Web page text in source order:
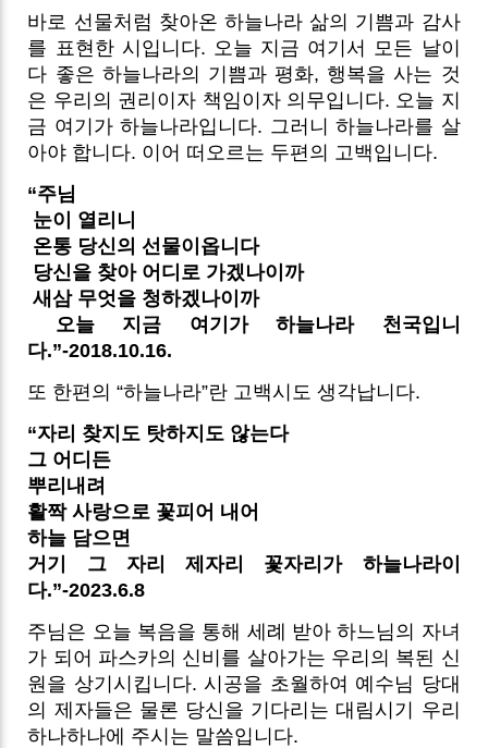
바로 선물처럼 찾아온 하늘나라 삶의 기쁨과 감사
를 표현한 시입니다. 오늘 지금 여기서 모든 날이
다 좋은 하늘나라의 기쁨과 평화, 행복을 사는 것
은 우리의 권리이자 책임이자 의무입니다. 오늘 지
금 여기가 하늘나라입니다. 그러니 하늘나라를 살
아야 합니다. 이어 떠오르는 두편의 고백입니다.
“주님
눈이 열리니
온통 당신의 선물이옵니다
당신을 찾아 어디로 가겠나이까
새삼 무엇을 청하겠나이까
오늘 지금 여기가 하늘나라 천국입니
다.”-2018.10.16.
또 한편의 “하늘나라”란 고백시도 생각납니다.
“자리 찾지도 탓하지도 않는다
그 어디든
뿌리내려
활짝 사랑으로 꽃피어 내어
하늘 담으면
거기 그 자리 제자리 꽃자리가 하늘나라이
다.”-2023.6.8
주님은 오늘 복음을 통해 세례 받아 하느님의 자녀
가 되어 파스카의 신비를 살아가는 우리의 복된 신
원을 상기시킵니다. 시공을 초월하여 예수님 당대
의 제자들은 물론 당신을 기다리는 대림시기 우리
하나하나에 주시는 말씀입니다.